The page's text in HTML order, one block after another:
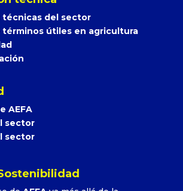
técnicas del sector
términos útiles en agricultura
AEFA
sector
sector